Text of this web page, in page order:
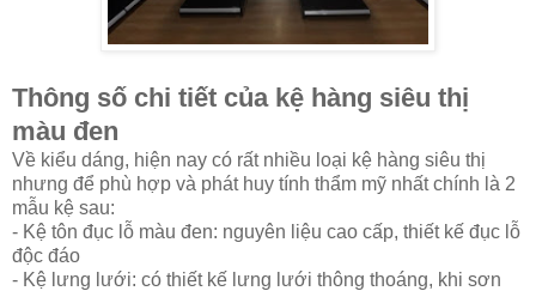
Thông số chi tiết của kệ hàng siêu thị
màu đen
Về kiểu dáng, hiện nay có rất nhiều loại kệ hàng siêu thị
nhưng để phù hợp và phát huy tính thẩm mỹ nhất chính là 2
mẫu kệ sau:
- Kệ tôn đục lỗ màu đen: nguyên liệu cao cấp, thiết kế đục lỗ
độc đáo
- Kệ lưng lưới: có thiết kế lưng lưới thông thoáng, khi sơn